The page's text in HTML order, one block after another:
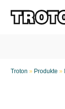
Troton » Produkte »